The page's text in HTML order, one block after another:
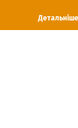
Детальніше